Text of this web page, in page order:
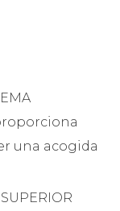
una acogida